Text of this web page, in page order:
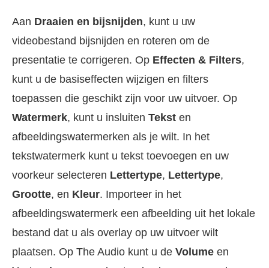
Aan Draaien en bijsnijden, kunt u uw
videobestand bijsnijden en roteren om de
presentatie te corrigeren. Op Effecten & Filters,
kunt u de basiseffecten wijzigen en filters
toepassen die geschikt zijn voor uw uitvoer. Op
Watermerk, kunt u insluiten Tekst en
afbeeldingswatermerken als je wilt. In het
tekstwatermerk kunt u tekst toevoegen en uw
voorkeur selecteren Lettertype, Lettertype,
Grootte, en Kleur. Importeer in het
afbeeldingswatermerk een afbeelding uit het lokale
bestand dat u als overlay op uw uitvoer wilt
plaatsen. Op The Audio kunt u de Volume en